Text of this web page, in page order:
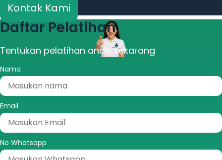
Kontak Kami
Daftar Pelatihan
Tentukan pelatihan anda sekarang
Nama
Email
No Whatsapp